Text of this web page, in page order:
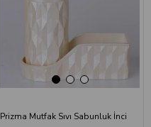
Prizma Mutfak Sıvı Sabunluk İnci